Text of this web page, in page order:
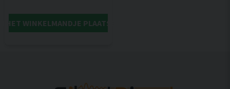
HET WINKELMANDJE PLAATSEN